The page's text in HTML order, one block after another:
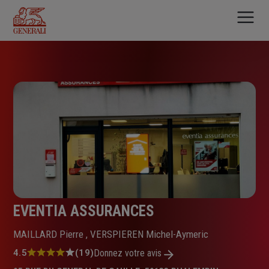
contenu
principal
EVENTIA ASSURANCES
MAILLARD Pierre , VERSPIEREN Michel-Aymeric
Note
4.5 (19)Donnez votre avis